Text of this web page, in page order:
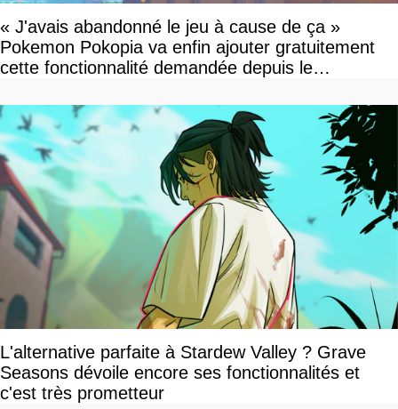
« J'avais abandonné le jeu à cause de ça »
Pokemon Pokopia va enfin ajouter gratuitement
cette fonctionnalité demandée depuis le
L'alternative parfaite à Stardew Valley ? Grave
Seasons dévoile encore ses fonctionnalités et
c'est très prometteur